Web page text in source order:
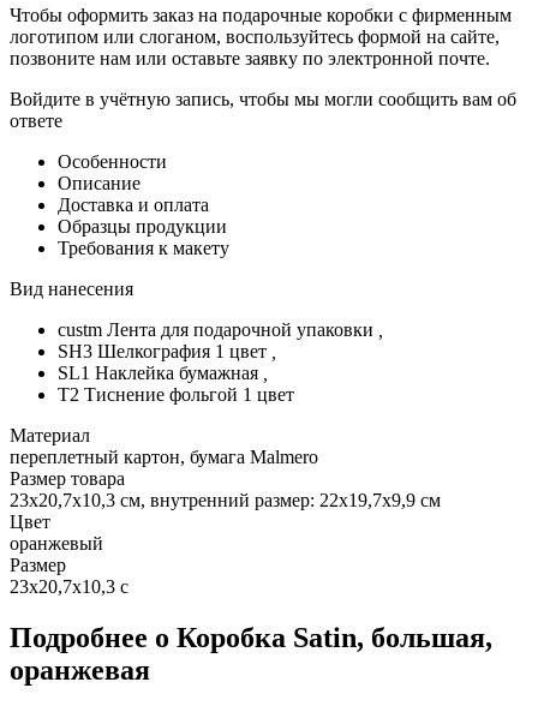
Чтобы оформить заказ на подарочные коробки с фирменным
логотипом или слоганом, воспользуйтесь формой на сайте,
позвоните нам или оставьте заявку по электронной почте.
Войдите в учётную запись, чтобы мы могли сообщить вам об
ответе
Особенности
Описание
Доставка и оплата
Образцы продукции
Требования к макету
Вид нанесения
custm Лента для подарочной упаковки
SH3 Шелкография 1 цвет
SL1 Наклейка бумажная
T2 Тиснение фольгой 1 цвет
Материал
переплетный картон, бумага Malmero
Размер товара
23х20,7х10,3 см, внутренний размер: 22х19,7х9,9 см
Цвет
оранжевый
Размер
23х20,7х10,3 с
Подробнее о Коробка Satin, большая,
оранжевая